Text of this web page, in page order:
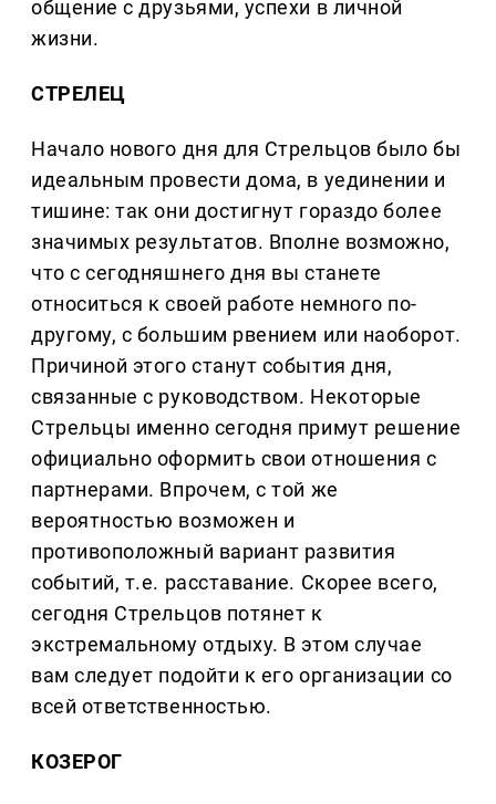
общение с друзьями, успехи в личной
жизни.
СТРЕЛЕЦ
Начало нового дня для Стрельцов было бы
идеальным провести дома, в уединении и
тишине: так они достигнут гораздо более
значимых результатов. Вполне возможно,
что с сегодняшнего дня вы станете
относиться к своей работе немного по-
другому, с большим рвением или наоборот.
Причиной этого станут события дня,
связанные с руководством. Некоторые
Стрельцы именно сегодня примут решение
официально оформить свои отношения с
партнерами. Впрочем, с той же
вероятностью возможен и
противоположный вариант развития
событий, т.е. расставание. Скорее всего,
сегодня Стрельцов потянет к
экстремальному отдыху. В этом случае
вам следует подойти к его организации со
всей ответственностью.
КОЗЕРОГ